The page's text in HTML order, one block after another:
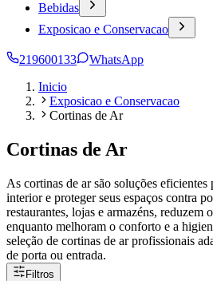
Bebidas
Exposicao e Conservacao
219600133
WhatsApp
Inicio
Exposicao e Conservacao
Cortinas de Ar
Cortinas de Ar
As cortinas de ar são soluções eficientes
interior e proteger seus espaços contra
restaurantes, lojas e armazéns, reduzem
enquanto melhoram o conforto e a
seleção de cortinas de ar profissionais
de porta ou entrada.
Filtros